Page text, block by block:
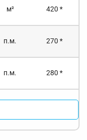
м² 420 *
п.м. 270 *
п.м. 280 *